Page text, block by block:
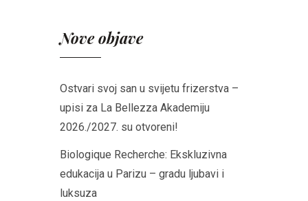
Nove objave
Ostvari svoj san u svijetu frizerstva –
upisi za La Bellezza Akademiju
2026./2027. su otvoreni!
Biologique Recherche: Ekskluzivna
edukacija u Parizu – gradu ljubavi i
luksuza